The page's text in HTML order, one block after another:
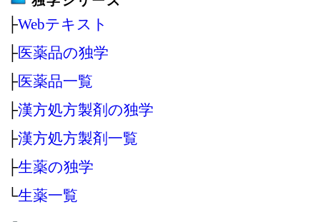
├Webテキスト
├医薬品の独学
├医薬品一覧
├漢方処方製剤の独学
├漢方処方製剤一覧
├生薬の独学
└生薬一覧